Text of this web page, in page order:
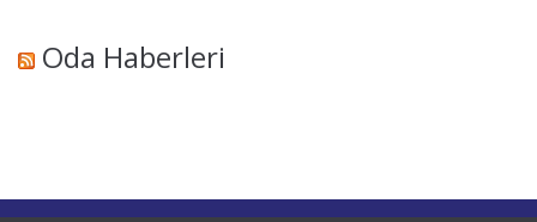
Oda Haberleri